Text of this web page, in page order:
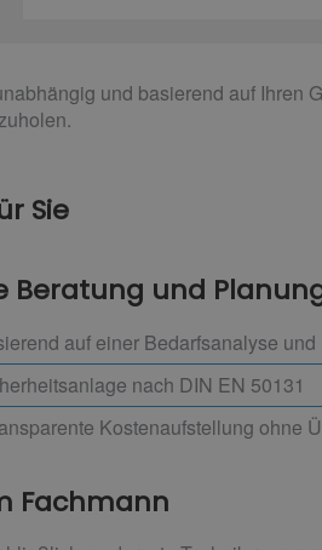
und basierend auf Ihren
Sie
Beratung und
auf einer Bedarfsanalyse
nach DIN EN 50131
Kostenaufstellung ohne
Fachmann